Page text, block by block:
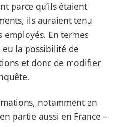
parce qu’ils étaient
ils auraient tenu
employés. En termes
la possibilité de
et donc de modifier
notamment en
partie aussi en France –